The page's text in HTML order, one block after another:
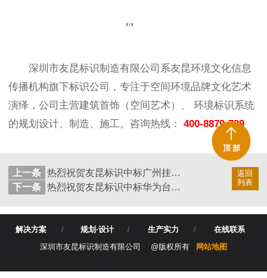
深圳市友昆标识制造有限公司系友昆环境文化信息
传播机构旗下标识公司，专注于空间环境品牌文化艺术
演绎，公司主营建筑首饰（空间艺术）、 环境标识系统
的规划设计、制造、施工。咨询热线： 400-8879-739
返回
列表
上一条
热烈祝贺友昆标识中标广州挂绿新城综合医院标识工程
下一条
热烈祝贺友昆标识中标华为台湾工业园国际学校标识设计
解决方案 / 规划·设计 / 生产实力 /
在线联系
深圳市友昆标识制造有限公司 @版权所有
网站地图